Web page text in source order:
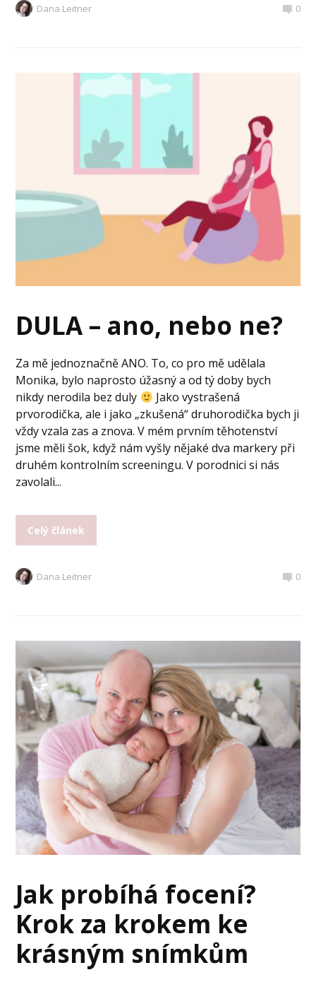
Dana Leitner 0
DULA – ano, nebo ne?
Za mě jednoznačně ANO. To, co pro mě udělala
Monika, bylo naprosto úžasný a od tý doby bych
nikdy nerodila bez duly
Jako vystrašená
prvorodička, ale i jako „zkušená“ druhorodička bych ji
vždy vzala zas a znova. V mém prvním těhotenství
jsme měli šok, když nám vyšly nějaké dva markery při
druhém kontrolním screeningu. V porodnici si nás
zavolali...
Celý článek
Dana Leitner 0
Jak probíhá focení?
Krok za krokem ke
krásným snímkům